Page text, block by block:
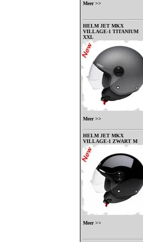
Meer >>
HELM JET MKX
VILLAGE-1 TITANIUM
XXL
Meer >>
HELM JET MKX
VILLAGE-1 ZWART M
Meer >>